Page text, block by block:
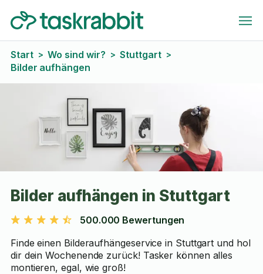
Start > Wo sind wir? > Stuttgart >
Bilder aufhängen
Bilder aufhängen in Stuttgart
500.000 Bewertungen
Finde einen Bilderaufhängeservice in Stuttgart und hol
dir dein Wochenende zurück! Tasker können alles
montieren, egal, wie groß!